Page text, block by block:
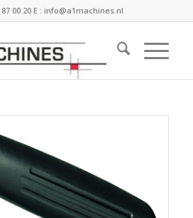
00 20E :info@a1machines.nl